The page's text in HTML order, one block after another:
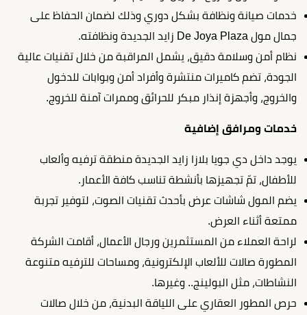
خدمات صيانة ونظافة بشكل دوري وذلك لضمان الحفاظ على
جمال مول De Joya Plaza زايد الجديدة ونظافته.
نظام أمن وسلامة دقيق، يشمل المراقبة من خلال تقنيات عالية
الجودة، تضم كاميرات منتشرة وأفراد أمن وبوابات للدخول
والخروج، وأجهزة إنذار مبكر للحرائق وممرات آمنة للخروج.
خدمات ومرافق إضافية
يوجد داخل دي جويا بلازا زايد الجديدة منطقة ترفيه وألعاب
للأطفال، تمّ تجهيزها بأنشطة تناسب كافة الأعمار.
يضم المول شاشات عرض بأحدث تقنيات الصوت، لتوفير تجربة
ممتعة أثناء العرض.
لراحة العملاء من المستثمرين ورجال الأعمال، أقامت الشركة
المطورة صالات للألعاب الإلكترونية، ومساحات للترفيه متنوعة
النشاطات، مثل البولينج.. وغيرها.
حرص المطور العقاري على اللياقة البدنية، من خلال صالات